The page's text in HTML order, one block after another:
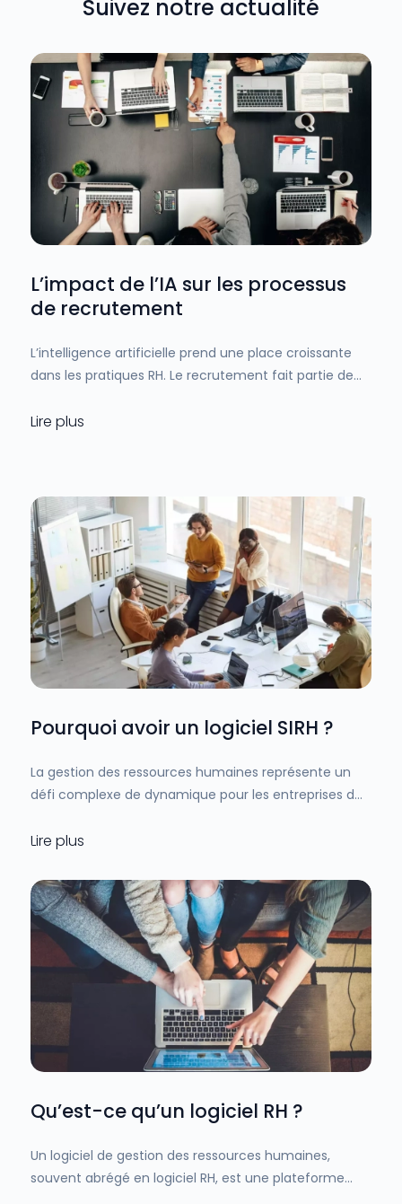
Suivez notre actualité
L’impact de l’IA sur les processus
de recrutement
L’intelligence artificielle prend une place croissante
dans les pratiques RH. Le recrutement fait partie des
Lire plus
Pourquoi avoir un logiciel SIRH ?
La gestion des ressources humaines représente un
défi complexe de dynamique pour les entreprises de
Lire plus
Qu’est-ce qu’un logiciel RH ?
Un logiciel de gestion des ressources humaines,
souvent abrégé en logiciel RH, est une plateforme